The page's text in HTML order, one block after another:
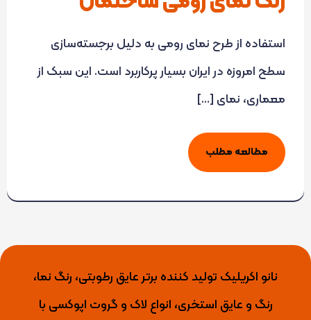
استفاده از طرح نمای رومی به دلیل برجسته‌سازی
سطح امروزه در ایران بسیار پرکاربرد است. این سبک از
معماری، نمای […]
مطالعه مطلب
نانو اکریلیک تولید کننده برتر عایق رطوبتی، رنگ نما،
رنگ و عایق استخری، انواع لاک و گروت اپوکسی با